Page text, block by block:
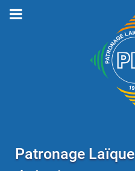
Patronage Laïque